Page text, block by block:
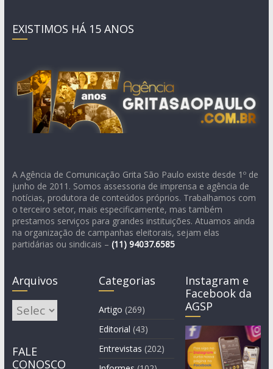
EXISTIMOS HÁ 15 ANOS
A Agência de Comunicação Grita São Paulo existe desde 1º de
junho de 2011. Somos assessoria de imprensa e agência de
notícias, produtora de conteúdos próprios. Trabalhamos com
o terceiro setor, mais especificamente, mas também
prestamos serviços para grandes instituições. Atuamos ainda
na organização de campanhas eleitorais, sejam elas
partidárias ou sindicais – (11) 94037.6585
Arquivos
Arquivos
FALE
CONOSCO
Categorias
Artigo (269)
Editorial (43)
Entrevistas (202)
Instagram e
Facebook da
AGSP